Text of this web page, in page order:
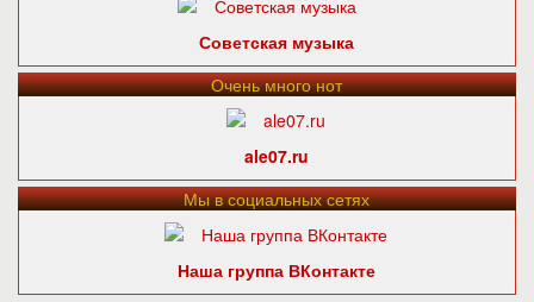
Советская музыка
Очень много нот
ale07.ru
Мы в социальных сетях
Наша группа ВКонтакте